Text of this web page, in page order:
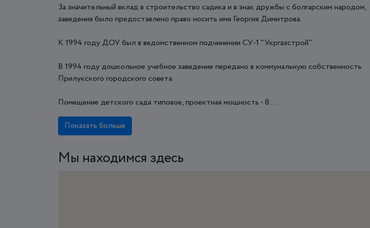
За значительный вклад в строительство садика и в знак дружбы с болгарским народом,
заведения было предоставлено право носить имя Георгия Димитрова.
К 1994 году ДОУ был в ведомственном подчинении СУ-1 "Укргазстрой".
В 1994 году дошкольное учебное заведение передано в коммунальную собственность
Прилукского городского совета.
Помещение детского сада типовое, проектная мощность - 8 ...
Показать больше
Мы находимся здесь